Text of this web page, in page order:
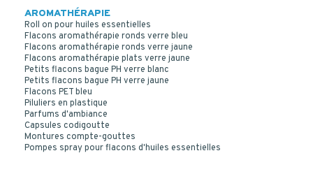
AROMATHÉRAPIE
Roll on pour huiles essentielles
Flacons aromathérapie ronds verre bleu
Flacons aromathérapie ronds verre jaune
Flacons aromathérapie plats verre jaune
Petits flacons bague PH verre blanc
Petits flacons bague PH verre jaune
Flacons PET bleu
Piluliers en plastique
Parfums d'ambiance
Capsules codigoutte
Montures compte-gouttes
Pompes spray pour flacons d'huiles essentielles